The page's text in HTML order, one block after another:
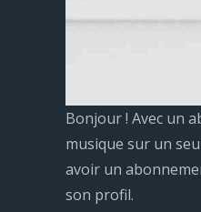
Bonjour ! Avec un
musique sur un
avoir un
son profil.